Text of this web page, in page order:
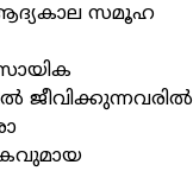
സമൂഹ
ജീവിക്കുന്നവരിൽ